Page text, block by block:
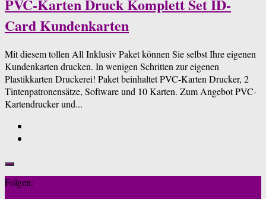
PVC-Karten Druck Komplett Set ID-
Card Kundenkarten
Mit diesem tollen All Inklusiv Paket können Sie selbst Ihre eigenen
Kundenkarten drucken. In wenigen Schritten zur eigenen
Plastikkarten Druckerei! Paket beinhaltet PVC-Karten Drucker, 2
Tintenpatronensätze, Software und 10 Karten. Zum Angebot PVC-
Kartendrucker und...
Folgen: